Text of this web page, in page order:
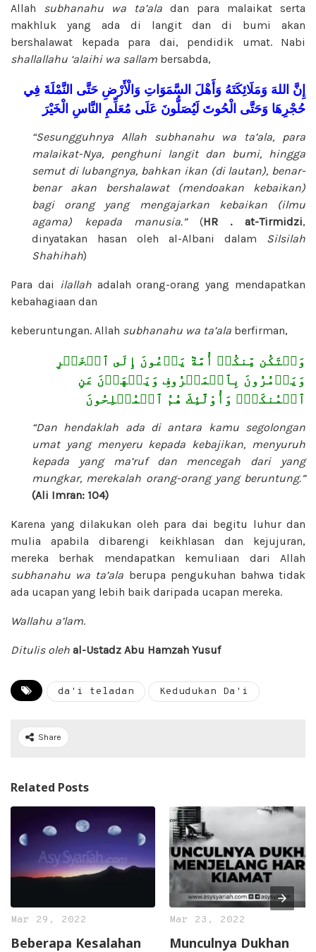
Allah subhanahu wa ta’ala dan para malaikat serta
makhluk yang ada di langit dan di bumi akan
bershalawat kepada para dai, pendidik umat. Nabi
shallallahu ‘alaihi wa sallam bersabda,
إِنَّ اللهَ وَمَلَائِكَتَهُ وَأَهْلَ السَّمَوَاتِ وَالْأَرْضِ حَتَّى النَّمْلَةَ فِي
حُجْرِهَا وَحَتَّى الْحُوتَ لَيُصَلُّونَ عَلَى مُعَلِّمِ النَّاسِ الْخَيْرَ
“Sesungguhnya Allah subhanahu wa ta’ala, para
malaikat-Nya, penghuni langit dan bumi, hingga
semut di lubangnya, bahkan ikan (di lautan), benar-
benar akan bershalawat (mendoakan kebaikan)
bagi orang yang mengajarkan kebaikan (ilmu
agama) kepada manusia.” (HR . at-Tirmidzi,
dinyatakan hasan oleh al-Albani dalam Silsilah
Shahihah)
Para dai ilallah adalah orang-orang yang mendapatkan
kebahagiaan dan
keberuntungan. Allah subhanahu wa ta’ala berfirman,
وَلۡتَكُن مِّنكُمۡ أُمَّةٞ يَدۡعُونَ إِلَى ٱلۡخَيۡرِ
وَيَأۡمُرُونَ بِٱلۡمَعۡرُوفِ وَيَنۡهَوۡنَ عَنِ
ٱلۡمُنكَرِۚ وَأُوْلَٰٓئِكَ هُمُ ٱلۡمُفۡلِحُونَ
“Dan hendaklah ada di antara kamu segolongan
umat yang menyeru kepada kebajikan, menyuruh
kepada yang ma’ruf dan mencegah dari yang
mungkar, merekalah orang-orang yang beruntung.”
(Ali Imran: 104)
Karena yang dilakukan oleh para dai begitu luhur dan
mulia apabila dibarengi keikhlasan dan kejujuran,
mereka berhak mendapatkan kemuliaan dari Allah
subhanahu wa ta’ala berupa pengukuhan bahwa tidak
ada ucapan yang lebih baik daripada ucapan mereka.
Wallahu a’lam.
Ditulis oleh al-Ustadz Abu Hamzah Yusuf
da'i teladan Kedudukan Da'i
Share
Related Posts
Mar 29, 2022
Beberapa Kesalahan
Mar 23, 2022
Munculnya Dukhan